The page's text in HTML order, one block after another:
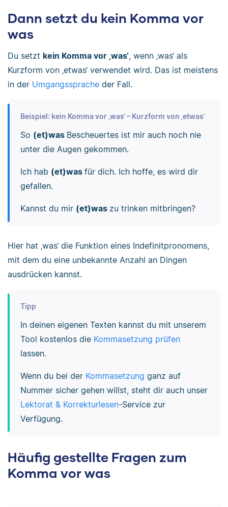
Dann setzt du kein Komma vor
was
Du setzt kein Komma vor ‚was‘, wenn ‚was‘ als
Kurzform von ‚etwas‘ verwendet wird. Das ist meistens
in der Umgangssprache der Fall.
Beispiel: kein Komma vor ‚was‘ – Kurzform von ‚etwas‘
So (et)was Bescheuertes ist mir auch noch nie
unter die Augen gekommen.
Ich hab (et)was für dich. Ich hoffe, es wird dir
gefallen.
Kannst du mir (et)was zu trinken mitbringen?
Hier hat ‚was‘ die Funktion eines Indefinitpronomens,
mit dem du eine unbekannte Anzahl an Dingen
ausdrücken kannst.
Tipp
In deinen eigenen Texten kannst du mit unserem
Tool kostenlos die Kommasetzung prüfen
lassen.
Wenn du bei der Kommasetzung ganz auf
Nummer sicher gehen willst, steht dir auch unser
Lektorat & Korrekturlesen-Service zur
Verfügung.
Häufig gestellte Fragen zum
Komma vor was